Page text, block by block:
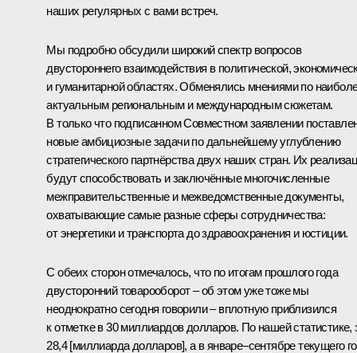
наших регулярных с вами встреч.
Мы подробно обсудили широкий спектр вопросов
двустороннего взаимодействия в политической,
и гуманитарной областях. Обменялись мнениями по
актуальным региональным и международным сюжетам.
В только что подписанном Совместном заявлении
новые амбициозные задачи по дальнейшему углублению
стратегического партнёрства двух наших стран. Их
будут способствовать и заключённые многочисленные
межправительственные и межведомственные документы,
охватывающие самые разные сферы сотрудничества:
от энергетики и транспорта до здравоохранения и юстиции.
С обеих сторон отмечалось, что по итогам прошлого года
двусторонний товарооборот – об этом уже тоже мы
неоднократно сегодня говорили – вплотную приблизился
к отметке в 30 миллиардов долларов. По нашей статистике,
28,4 [миллиарда долларов], а в январе–сентябре текущего